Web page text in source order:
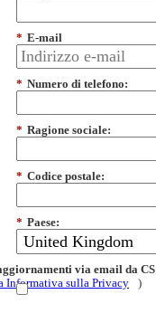
* E-mail
* Numero di telefono:
* Ragione sociale:
* Codice postale:
* Paese:
via email da CS
Informativa sulla Privacy
)